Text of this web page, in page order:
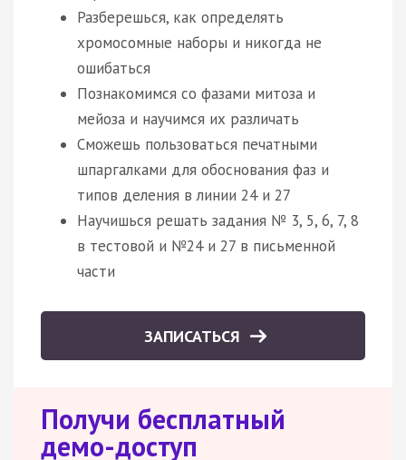
Разберешься, как определять
хромосомные наборы и никогда не
ошибаться
Познакомимся со фазами митоза и
мейоза и научимся их различать
Сможешь пользоваться печатными
шпаргалками для обоснования фаз и
типов деления в линии 24 и 27
Научишься решать задания № 3, 5, 6, 7, 8
в тестовой и №24 и 27 в письменной
части
ЗАПИСАТЬСЯ
Получи бесплатный
демо-доступ